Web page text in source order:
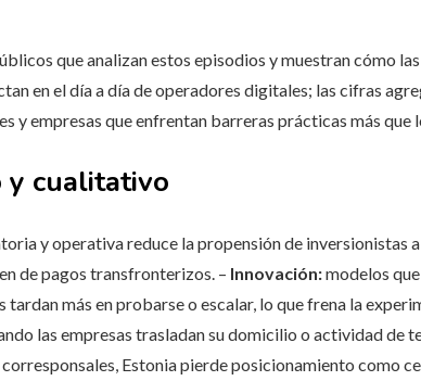
que analizan estos episodios y muestran cómo
en el día a día de operadores digitales; las cifras
y empresas que enfrentan barreras prácticas más que
y cualitativo
y operativa reduce la propensión de inversionistas
de pagos transfronterizos. – Innovación:modelos
más en probarse o escalar, lo que frena la
las empresas trasladan su domicilio o actividad de
Estonia pierde posicionamiento como